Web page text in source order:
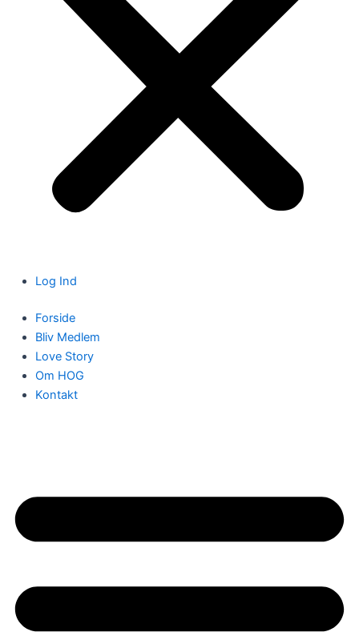
Log Ind
Forside
Bliv Medlem
Love Story
Om HOG
Kontakt